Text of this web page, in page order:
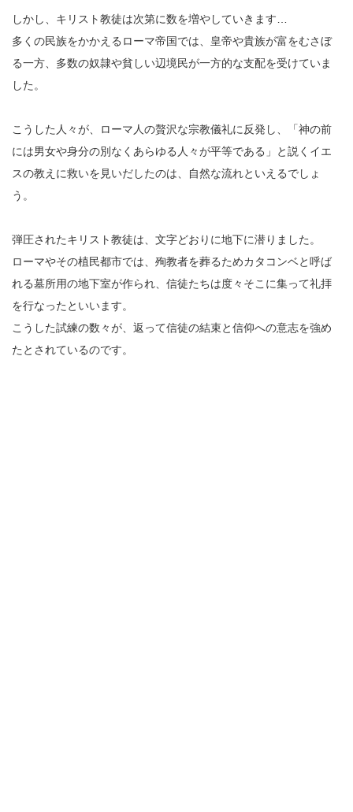
しかし、キリスト教徒は次第に数を増やしていきます…
多くの民族をかかえるローマ帝国では、皇帝や貴族が富をむさぼ
る一方、多数の奴隷や貧しい辺境民が一方的な支配を受けていま
した。
こうした人々が、ローマ人の贅沢な宗教儀礼に反発し、「神の前
には男女や身分の別なくあらゆる人々が平等である」と説くイエ
スの教えに救いを見いだしたのは、自然な流れといえるでしょ
う。
弾圧されたキリスト教徒は、文字どおりに地下に潜りました。
ローマやその植民都市では、殉教者を葬るためカタコンベと呼ば
れる墓所用の地下室が作られ、信徒たちは度々そこに集って礼拝
を行なったといいます。
こうした試練の数々が、返って信徒の結束と信仰への意志を強め
たとされているのです。